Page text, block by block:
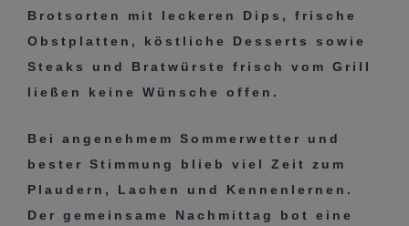
Brotsorten mit leckeren Dips, frische
Obstplatten, köstliche Desserts sowie
Steaks und Bratwürste frisch vom Grill
ließen keine Wünsche offen.
Bei angenehmem Sommerwetter und
bester Stimmung blieb viel Zeit zum
Plaudern, Lachen und Kennenlernen.
Der gemeinsame Nachmittag bot eine